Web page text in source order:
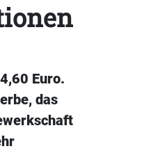
Euro.
das